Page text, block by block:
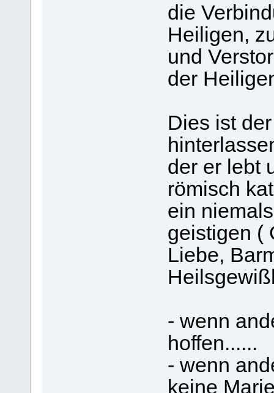
die
Heiligen,
und
der
Dies ist
der er lebt
römisch
ein
geistigen (
Liebe,
- wenn
hoffen......
- wenn
keine